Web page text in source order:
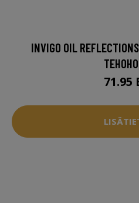
INVIGO OIL
71.95